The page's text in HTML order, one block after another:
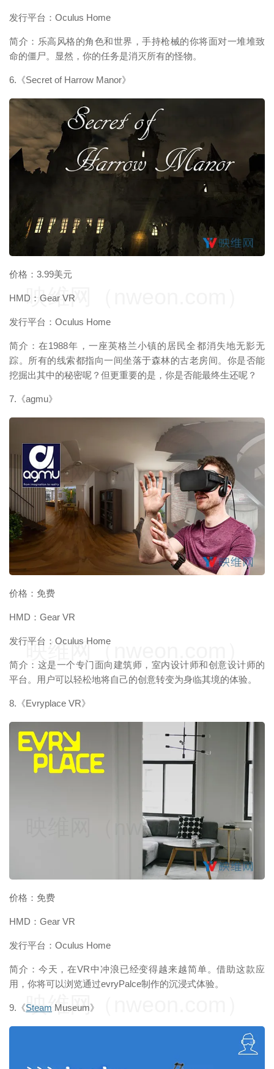
发行平台：Oculus Home
简介：乐高风格的角色和世界，手持枪械的你将面对一堆堆致
命的僵尸。显然，你的任务是消灭所有的怪物。
6.《Secret of Harrow Manor》
价格：3.99美元
HMD：Gear VR
发行平台：Oculus Home
简介：在1988年，一座英格兰小镇的居民全都消失地无影无
踪。所有的线索都指向一间坐落于森林的古老房间。你是否能
挖掘出其中的秘密呢？但更重要的是，你是否能最终生还呢？
7.《agmu》
价格：免费
HMD：Gear VR
发行平台：Oculus Home
简介：这是一个专门面向建筑师，室内设计师和创意设计师的
平台。用户可以轻松地将自己的创意转变为身临其境的体验。
8.《Evryplace VR》
价格：免费
HMD：Gear VR
发行平台：Oculus Home
简介：今天，在VR中冲浪已经变得越来越简单。借助这款应
用，你将可以浏览通过evryPalce制作的沉浸式体验。
9.《Steam Museum》
映维网（nweon.com）
映维网（nweon.com）
映维网（nweon.com）
映维网（nweon.com）
映维网（nweon.com）
映维网（nweon.com）